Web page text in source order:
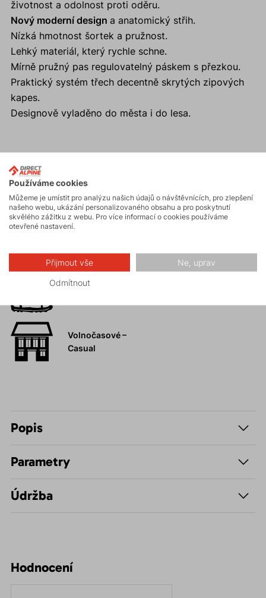
životnost a odolnost proti oděru.
Nový moderní design a anatomický střih.
Nízká hmotnost šortek a pružnost.
Lehký materiál, který rychle schne.
Mírně pružný pas regulovatelný páskem s přezkou.
Praktický systém třech decentně skrytých zipových
kapes.
Designově vyladěno do města i do lesa.
Aktivity
Turistika
ferraty
Volnočasové –
Casual
Popis
Parametry
Údržba
Hodnocení
Používáme cookies
Můžeme je umístit pro analýzu našich údajů o návštěvnících, pro zlepšení
našeho webu, ukázání personalizovaného obsahu a pro poskytnutí
skvělého zážitku z webu. Pro více informací o cookies používáme
otevřené nastavení.
Přijmout vše Ne, uprav
Odmítnout